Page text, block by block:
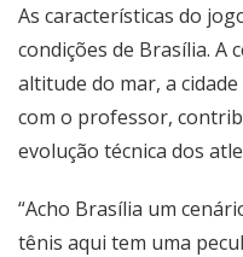
As características do
condições de Brasília. A
altitude do mar, a
com o professor,
evolução técnica dos
“Acho Brasília um
tênis aqui tem uma